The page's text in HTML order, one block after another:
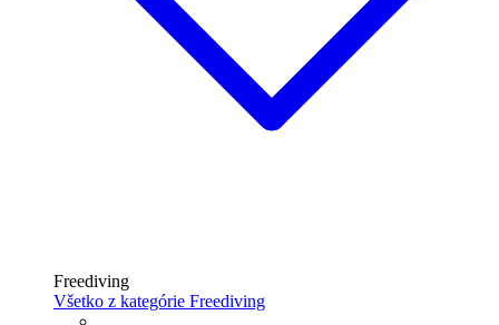
Freediving
Všetko z kategórie Freediving